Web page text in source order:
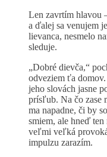
Len zavrtím hlavou
a ďalej sa venujem
lievanca, nesmelo
sleduje.
„Dobré dievča,“
odveziem ťa
jeho slovách jasne
prísľub. Na čo zase
ma napadne, či by
smiem, ale hneď
veľmi veľká
impulzu zarazím.